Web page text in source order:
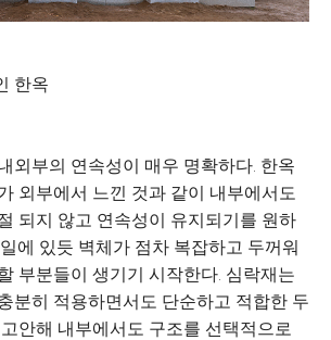
한옥
외부의 연속성이 매우 명확하다. 한옥
외부에서 느낀 것과 같이 내부에서도
되지 않고 연속성이 유지되기를 원하
에 있듯 벽체가 점차 복잡하고 두꺼워
부분들이 생기기 시작한다. 심락재는
분히 적용하면서도 단순하고 적합한 두
안해 내부에서도 구조를 선택적으로